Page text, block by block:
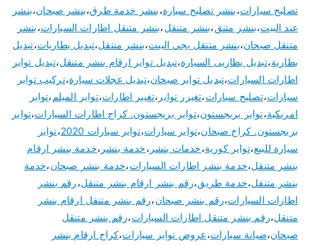
تصليح سيارات،بنشر تصليح سيارة،بنشر خدمة طرق،بنشر صبحان،بنشر
عند البيت،بنشر متنق،بنشر متنقل،بنشر متنقل اطارات السيارات،بنشر
متنقل صبحان،بنشر متنقل يجي البيت،بنشر منتقل،تبديل بطاريات،تبديل
بطارية،تبديل بطاريى السيارة،تبديل تواير ارقام بنشر متنقل،تبديل تواير
اطارات السيارات،تبديل تواير صبحان،تبديل عجلات سيارة،تركيب تواير
سيارات،تصليح سيارات،تغيرر تواير ،تغيير اطارات،تواير الميلم،تواير
امريكية،تواير بريجستون،تواير بريجستون. كراج اطارات السيارات،تواير
بريجستون. كراج صبحان،تواير سيارات،تواير سيارات 2020 ،تواير
سيارة للبيع،تواير كورية،خدمات بنشر ،خدمة بنشر ،خدمة بنشر ارقام
بنشر متنقل،خدمة بنشر اطارات السيارات،خدمة بنشر صبحان،خدمة
بنشر متنقل،خدمة طريق،رقم بنشر ارقام بنشر متنقل،رقم بنشر
اطارات السيارات،رقم بنشر صبحان،رقم بنشر متنقل ارقام بنشر
متنقل،رقم بنشر متنقل اطارات السيارات،رقم بنشر متنقل
صبحان،صيانة سيارات،عروض تواير سيارات،كراج ارقام بنشر